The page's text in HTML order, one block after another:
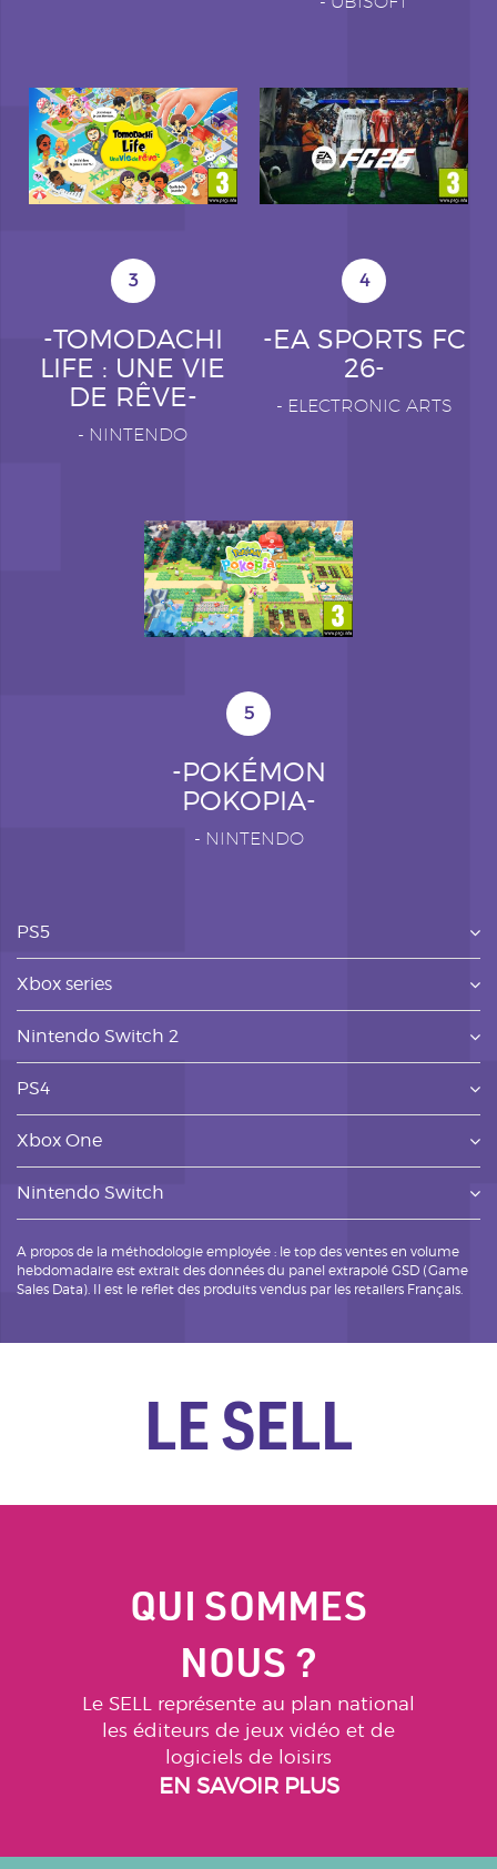
3
-TOMODACHI
LIFE : UNE VIE
DE RÊVE-
- NINTENDO
4
-EA SPORTS FC
26-
- ELECTRONIC ARTS
5
-POKÉMON
POKOPIA-
- NINTENDO
PS5
Xbox series
Nintendo Switch 2
PS4
Xbox One
Nintendo Switch
A propos de la méthodologie employée : le top des ventes en volume
hebdomadaire est extrait des données du panel extrapolé GSD (Game
Sales Data). Il est le reflet des produits vendus par les retailers Français.
LE SELL
QUI SOMMES
NOUS ?
Le SELL représente au plan national
les éditeurs de jeux vidéo et de
logiciels de loisirs
EN SAVOIR PLUS